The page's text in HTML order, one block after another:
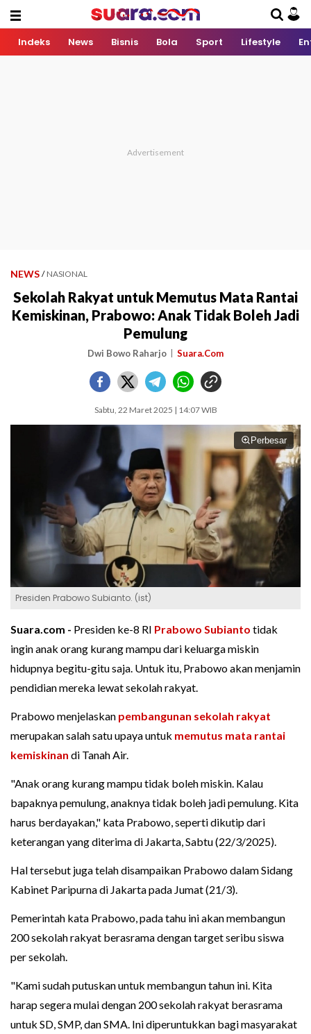
Indeks News Bisnis Bola Sport Lifestyle
NEWS / NASIONAL
Sekolah Rakyat untuk Memutus Mata Rantai
Kemiskinan, Prabowo: Anak Tidak Boleh Jadi
Pemulung
Dwi Bowo Raharjo Suara.Com
Sabtu, 22 Maret 2025 | 14:07 WIB
Perbesar
Presiden Prabowo Subianto. (ist)
Suara.com - Presiden ke-8 RI Prabowo Subianto tidak
ingin anak orang kurang mampu dari keluarga miskin
hidupnya begitu-gitu saja. Untuk itu, Prabowo akan menjamin
pendidian mereka lewat sekolah rakyat.
Prabowo menjelaskan pembangunan sekolah rakyat
merupakan salah satu upaya untuk memutus mata rantai
kemiskinan di Tanah Air.
"Anak orang kurang mampu tidak boleh miskin. Kalau
bapaknya pemulung, anaknya tidak boleh jadi pemulung. Kita
harus berdayakan," kata Prabowo, seperti dikutip dari
keterangan yang diterima di Jakarta, Sabtu (22/3/2025).
Hal tersebut juga telah disampaikan Prabowo dalam Sidang
Kabinet Paripurna di Jakarta pada Jumat (21/3).
Pemerintah kata Prabowo, pada tahu ini akan membangun
200 sekolah rakyat berasrama dengan target seribu siswa
per sekolah.
"Kami sudah putuskan untuk membangun tahun ini. Kita
harap segera mulai dengan 200 sekolah rakyat berasrama
untuk SD, SMP, dan SMA. Ini diperuntukkan bagi masyarakat